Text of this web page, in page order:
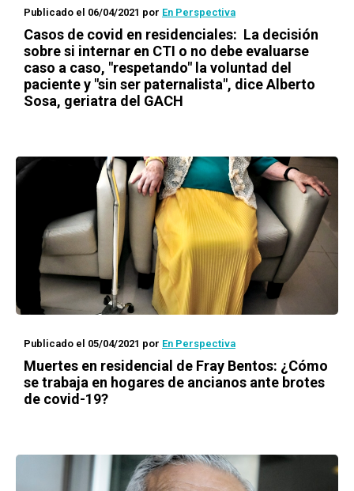
Publicado el 06/04/2021 por En Perspectiva
Casos de covid en residenciales: La decisión
sobre si internar en CTI o no debe evaluarse
caso a caso, "respetando" la voluntad del
paciente y "sin ser paternalista", dice Alberto
Sosa, geriatra del GACH
Publicado el 05/04/2021 por En Perspectiva
Muertes en residencial de Fray Bentos: ¿Cómo
se trabaja en hogares de ancianos ante brotes
de covid-19?